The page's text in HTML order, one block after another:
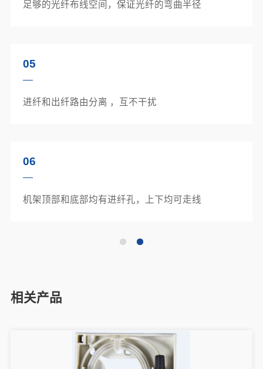
足够的光纤布线空间，保证光纤的弯曲半径
05
进纤和出纤路由分离 ，互不干扰
06
机架顶部和底部均有进纤孔，上下均可走线
相关产品